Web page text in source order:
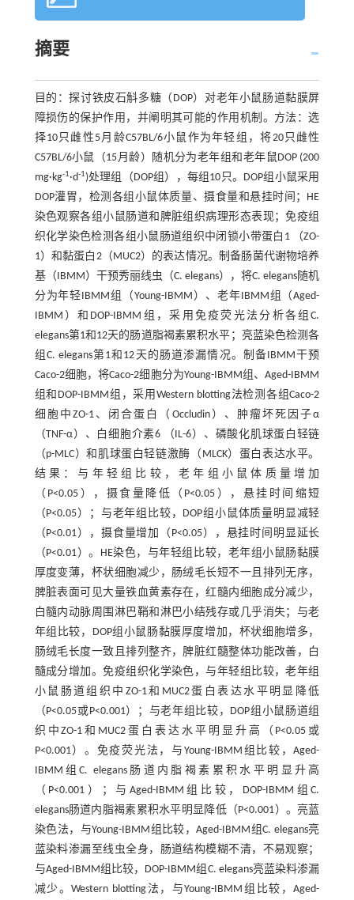
摘要
目的：探讨铁皮石斛多糖（DOP）对老年小鼠肠道黏膜屏
障损伤的保护作用，并阐明其可能的作用机制。方法：选
择10只雌性5月龄C57BL/6小鼠作为年轻组，将20只雌性
C57BL/6小鼠（15月龄）随机分为老年组和老年鼠DOP (200
mg·kg-1·d-1)处理组（DOP组），每组10只。DOP组小鼠采用
DOP灌胃，检测各组小鼠体质量、摄食量和悬挂时间；HE
染色观察各组小鼠肠道和脾脏组织病理形态表现；免疫组
织化学染色检测各组小鼠肠道组织中闭锁小带蛋白1 （ZO-
1）和黏蛋白2（MUC2）的表达情况。制备肠菌代谢物培养
基（IBMM）干预秀丽线虫（C. elegans），将C. elegans随机
分为年轻IBMM组（Young-IBMM）、老年IBMM组（Aged-
IBMM）和DOP-IBMM组，采用免疫荧光法分析各组C.
elegans第1和12天的肠道脂褐素累积水平；亮蓝染色检测各
组C. elegans第1和12天的肠道渗漏情况。制备IBMM干预
Caco-2细胞，将Caco-2细胞分为Young-IBMM组、Aged-IBMM
组和DOP-IBMM组，采用Western blotting法检测各组Caco-2
细胞中ZO-1、闭合蛋白（Occludin）、肿瘤坏死因子α
（TNF-α）、白细胞介素6 （IL-6）、磷酸化肌球蛋白轻链
（p-MLC）和肌球蛋白轻链激酶（MLCK）蛋白表达水平。
结果：与年轻组比较，老年组小鼠体质量增加
（P<0.05），摄食量降低（P<0.05），悬挂时间缩短
（P<0.05）；与老年组比较，DOP组小鼠体质量明显减轻
（P<0.01），摄食量增加（P<0.05），悬挂时间明显延长
（P<0.01）。HE染色，与年轻组比较，老年组小鼠肠黏膜
厚度变薄，杯状细胞减少，肠绒毛长短不一且排列无序，
脾脏表面可见大量铁血黄素存在，红髓内细胞成分减少，
白髓内动脉周围淋巴鞘和淋巴小结残存或几乎消失；与老
年组比较，DOP组小鼠肠黏膜厚度增加，杯状细胞增多，
肠绒毛长度一致且排列整齐，脾脏红髓整体功能改善，白
髓成分增加。免疫组织化学染色，与年轻组比较，老年组
小鼠肠道组织中ZO-1和MUC2蛋白表达水平明显降低
（P<0.05或P<0.001）；与老年组比较，DOP组小鼠肠道组
织中ZO-1和MUC2蛋白表达水平明显升高（P<0.05或
P<0.001）。免疫荧光法，与Young-IBMM组比较，Aged-
IBMM组C. elegans肠道内脂褐素累积水平明显升高
（P<0.001）；与Aged-IBMM组比较，DOP-IBMM组C.
elegans肠道内脂褐素累积水平明显降低（P<0.001）。亮蓝
染色法，与Young-IBMM组比较，Aged-IBMM组C. elegans亮
蓝染料渗漏至线虫全身，肠道结构模糊不清，不易观察；
与Aged-IBMM组比较，DOP-IBMM组C. elegans亮蓝染料渗漏
减少。Western blotting法，与Young-IBMM组比较，Aged-